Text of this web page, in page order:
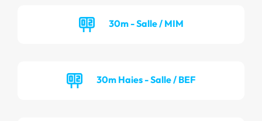
30m - Salle / MIM
30m Haies - Salle / BEF